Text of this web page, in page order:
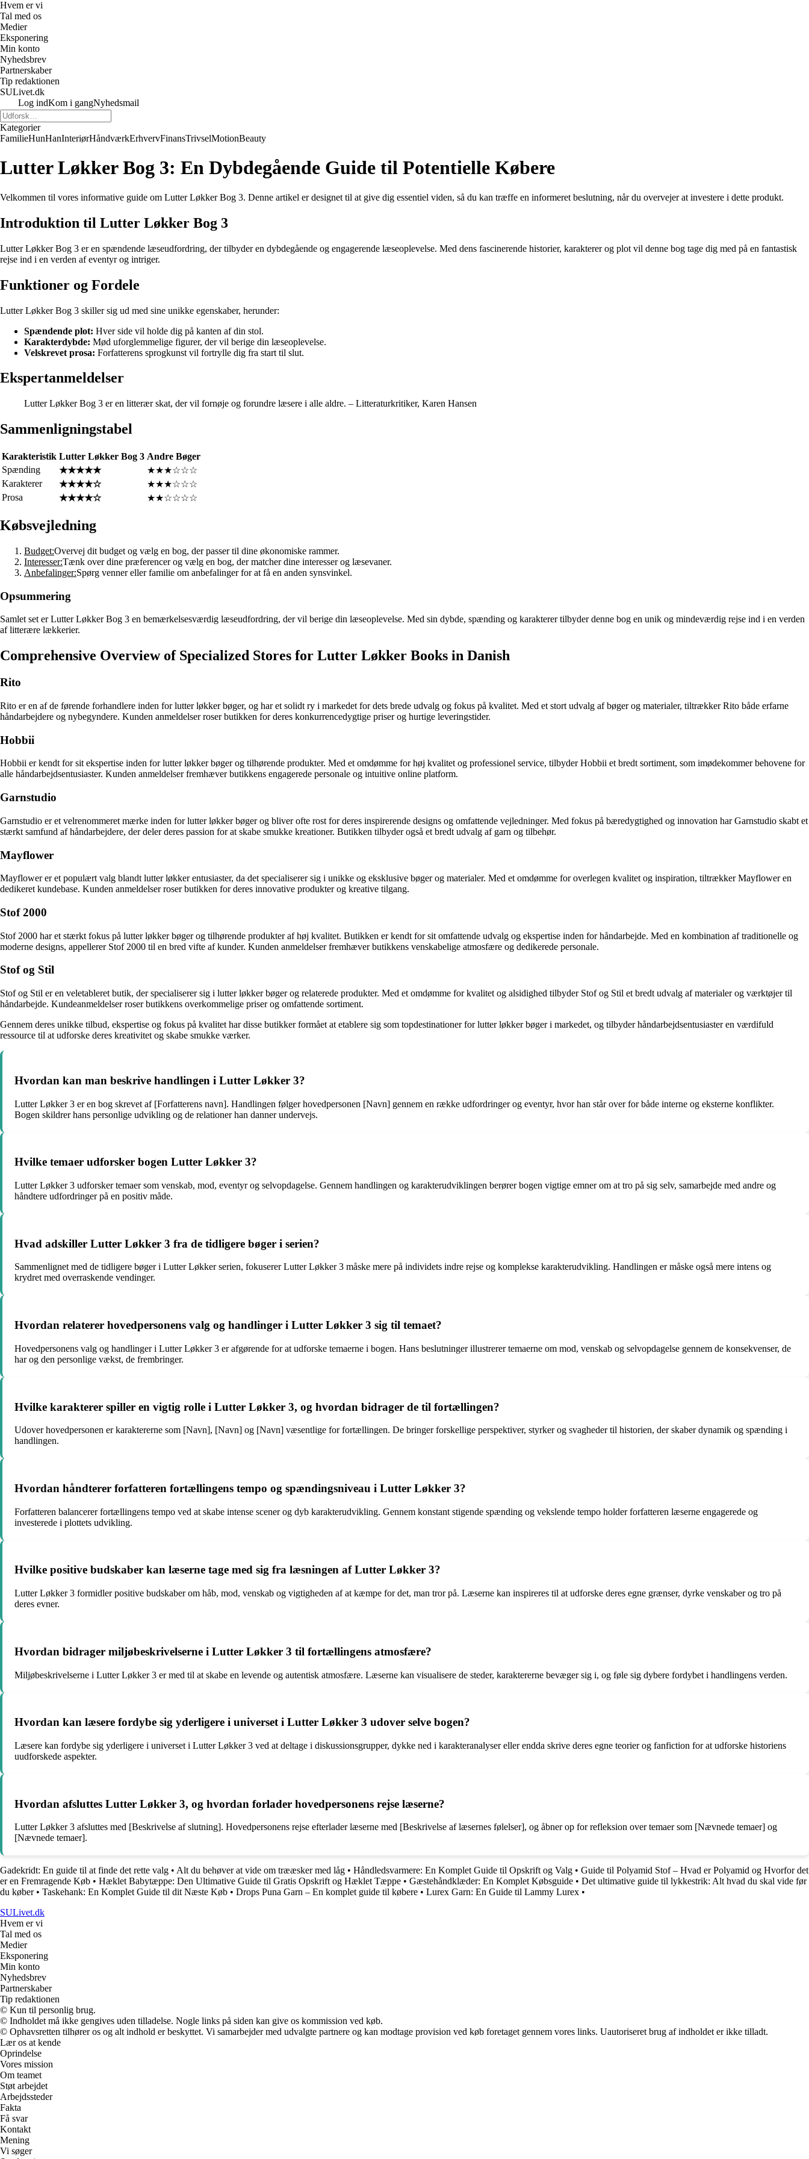
Hvem er vi
Tal med os
Medier
Eksponering
Min konto
Nyhedsbrev
Partnerskaber
Tip redaktionen
SULivet.dk
Log indKom i gangNyhedsmail
Kategorier
FamilieHunHanInteriørHåndværkErhvervFinansTrivselMotionBeauty
Lutter Løkker Bog 3: En Dybdegående Guide til Potentielle Købere
Velkommen til vores informative guide om Lutter Løkker Bog 3. Denne artikel er designet til at give dig essentiel viden, så du kan træffe en informeret beslutning, når du overvejer at investere i dette produkt.
Introduktion til Lutter Løkker Bog 3
Lutter Løkker Bog 3 er en spændende læseudfordring, der tilbyder en dybdegående og engagerende læseoplevelse. Med dens fascinerende historier, karakterer og plot vil denne bog tage dig med på en fantastisk
rejse ind i en verden af eventyr og intriger.
Funktioner og Fordele
Lutter Løkker Bog 3 skiller sig ud med sine unikke egenskaber, herunder:
Spændende plot: Hver side vil holde dig på kanten af din stol.
Karakterdybde: Mød uforglemmelige figurer, der vil berige din læseoplevelse.
Velskrevet prosa: Forfatterens sprogkunst vil fortrylle dig fra start til slut.
Ekspertanmeldelser
Lutter Løkker Bog 3 er en litterær skat, der vil fornøje og forundre læsere i alle aldre. – Litteraturkritiker, Karen Hansen
Sammenligningstabel
Karakteristik Lutter Løkker Bog 3 Andre Bøger
Spænding
★★★★★
★★★☆☆☆
Karakterer
★★★★☆
★★★☆☆☆
Prosa
★★★★☆ ★★☆☆☆☆
Købsvejledning
Budget:Overvej dit budget og vælg en bog, der passer til dine økonomiske rammer.
Interesser:Tænk over dine præferencer og vælg en bog, der matcher dine interesser og læsevaner.
Anbefalinger:Spørg venner eller familie om anbefalinger for at få en anden synsvinkel.
Opsummering
Samlet set er Lutter Løkker Bog 3 en bemærkelsesværdig læseudfordring, der vil berige din læseoplevelse. Med sin dybde, spænding og karakterer tilbyder denne bog en unik og mindeværdig rejse ind i en verden
af litterære lækkerier.
Comprehensive Overview of Specialized Stores for Lutter Løkker Books in Danish
Rito
Rito er en af de førende forhandlere inden for lutter løkker bøger, og har et solidt ry i markedet for dets brede udvalg og fokus på kvalitet. Med et stort udvalg af bøger og materialer, tiltrækker Rito både erfarne
håndarbejdere og nybegyndere. Kunden anmeldelser roser butikken for deres konkurrencedygtige priser og hurtige leveringstider.
Hobbii
Hobbii er kendt for sit ekspertise inden for lutter løkker bøger og tilhørende produkter. Med et omdømme for høj kvalitet og professionel service, tilbyder Hobbii et bredt sortiment, som imødekommer behovene for
alle håndarbejdsentusiaster. Kunden anmeldelser fremhæver butikkens engagerede personale og intuitive online platform.
Garnstudio
Garnstudio er et velrenommeret mærke inden for lutter løkker bøger og bliver ofte rost for deres inspirerende designs og omfattende vejledninger. Med fokus på bæredygtighed og innovation har Garnstudio skabt et
stærkt samfund af håndarbejdere, der deler deres passion for at skabe smukke kreationer. Butikken tilbyder også et bredt udvalg af garn og tilbehør.
Mayflower
Mayflower er et populært valg blandt lutter løkker entusiaster, da det specialiserer sig i unikke og eksklusive bøger og materialer. Med et omdømme for overlegen kvalitet og inspiration, tiltrækker Mayflower en
dedikeret kundebase. Kunden anmeldelser roser butikken for deres innovative produkter og kreative tilgang.
Stof 2000
Stof 2000 har et stærkt fokus på lutter løkker bøger og tilhørende produkter af høj kvalitet. Butikken er kendt for sit omfattende udvalg og ekspertise inden for håndarbejde. Med en kombination af traditionelle og
moderne designs, appellerer Stof 2000 til en bred vifte af kunder. Kunden anmeldelser fremhæver butikkens venskabelige atmosfære og dedikerede personale.
Stof og Stil
Stof og Stil er en veletableret butik, der specialiserer sig i lutter løkker bøger og relaterede produkter. Med et omdømme for kvalitet og alsidighed tilbyder Stof og Stil et bredt udvalg af materialer og værktøjer til
håndarbejde. Kundeanmeldelser roser butikkens overkommelige priser og omfattende sortiment.
Gennem deres unikke tilbud, ekspertise og fokus på kvalitet har disse butikker formået at etablere sig som topdestinationer for lutter løkker bøger i markedet, og tilbyder håndarbejdsentusiaster en værdifuld
ressource til at udforske deres kreativitet og skabe smukke værker.
Hvordan kan man beskrive handlingen i Lutter Løkker 3?
Lutter Løkker 3 er en bog skrevet af [Forfatterens navn]. Handlingen følger hovedpersonen [Navn] gennem en række udfordringer og eventyr, hvor han står over for både interne og eksterne konflikter.
Bogen skildrer hans personlige udvikling og de relationer han danner undervejs.
Hvilke temaer udforsker bogen Lutter Løkker 3?
Lutter Løkker 3 udforsker temaer som venskab, mod, eventyr og selvopdagelse. Gennem handlingen og karakterudviklingen berører bogen vigtige emner om at tro på sig selv, samarbejde med andre og
håndtere udfordringer på en positiv måde.
Hvad adskiller Lutter Løkker 3 fra de tidligere bøger i serien?
Sammenlignet med de tidligere bøger i Lutter Løkker serien, fokuserer Lutter Løkker 3 måske mere på individets indre rejse og komplekse karakterudvikling. Handlingen er måske også mere intens og
krydret med overraskende vendinger.
Hvordan relaterer hovedpersonens valg og handlinger i Lutter Løkker 3 sig til temaet?
Hovedpersonens valg og handlinger i Lutter Løkker 3 er afgørende for at udforske temaerne i bogen. Hans beslutninger illustrerer temaerne om mod, venskab og selvopdagelse gennem de konsekvenser, de
har og den personlige vækst, de frembringer.
Hvilke karakterer spiller en vigtig rolle i Lutter Løkker 3, og hvordan bidrager de til fortællingen?
Udover hovedpersonen er karaktererne som [Navn], [Navn] og [Navn] væsentlige for fortællingen. De bringer forskellige perspektiver, styrker og svagheder til historien, der skaber dynamik og spænding i
handlingen.
Hvordan håndterer forfatteren fortællingens tempo og spændingsniveau i Lutter Løkker 3?
Forfatteren balancerer fortællingens tempo ved at skabe intense scener og dyb karakterudvikling. Gennem konstant stigende spænding og vekslende tempo holder forfatteren læserne engagerede og
investerede i plottets udvikling.
Hvilke positive budskaber kan læserne tage med sig fra læsningen af Lutter Løkker 3?
Lutter Løkker 3 formidler positive budskaber om håb, mod, venskab og vigtigheden af at kæmpe for det, man tror på. Læserne kan inspireres til at udforske deres egne grænser, dyrke venskaber og tro på
deres evner.
Hvordan bidrager miljøbeskrivelserne i Lutter Løkker 3 til fortællingens atmosfære?
Miljøbeskrivelserne i Lutter Løkker 3 er med til at skabe en levende og autentisk atmosfære. Læserne kan visualisere de steder, karaktererne bevæger sig i, og føle sig dybere fordybet i handlingens verden.
Hvordan kan læsere fordybe sig yderligere i universet i Lutter Løkker 3 udover selve bogen?
Læsere kan fordybe sig yderligere i universet i Lutter Løkker 3 ved at deltage i diskussionsgrupper, dykke ned i karakteranalyser eller endda skrive deres egne teorier og fanfiction for at udforske historiens
uudforskede aspekter.
Hvordan afsluttes Lutter Løkker 3, og hvordan forlader hovedpersonens rejse læserne?
Lutter Løkker 3 afsluttes med [Beskrivelse af slutning]. Hovedpersonens rejse efterlader læserne med [Beskrivelse af læsernes følelser], og åbner op for refleksion over temaer som [Nævnede temaer] og
[Nævnede temaer].
Gadekridt: En guide til at finde det rette valg • Alt du behøver at vide om trææsker med låg • Håndledsvarmere: En Komplet Guide til Opskrift og Valg • Guide til Polyamid Stof – Hvad er Polyamid og Hvorfor det
er en Fremragende Køb • Hæklet Babytæppe: Den Ultimative Guide til Gratis Opskrift og Hæklet Tæppe • Gæstehåndklæder: En Komplet Købsguide • Det ultimative guide til lykkestrik: Alt hvad du skal vide før
du køber• Taskehank: En Komplet Guide til dit Næste Køb • Drops Puna Garn – En komplet guide til købere • Lurex Garn: En Guide til Lammy Lurex •
SULivet.dk
Hvem er vi
Tal med os
Medier
Eksponering
Min konto
Nyhedsbrev
Partnerskaber
Tip redaktionen
© Kun til personlig brug.
© Indholdet må ikke gengives uden tilladelse. Nogle links på siden kan give os kommission ved køb.
© Ophavsretten tilhører os og alt indhold er beskyttet. Vi samarbejder med udvalgte partnere og kan modtage provision ved køb foretaget gennem vores links. Uautoriseret brug af indholdet er ikke tilladt.
Lær os at kende
Oprindelse
Vores mission
Om teamet
Støt arbejdet
Arbejdssteder
Fakta
Få svar
Kontakt
Mening
Vi søger